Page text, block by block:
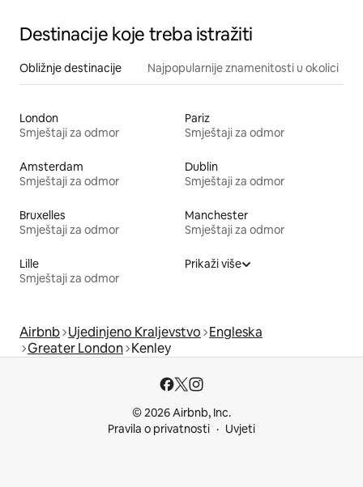
Destinacije koje treba istražiti
Obližnje destinacije Najpopularnije znamenitosti u okolici
London
Smještaji za odmor
Pariz
Smještaji za odmor
Amsterdam
Smještaji za odmor
Dublin
Smještaji za odmor
Bruxelles
Smještaji za odmor
Manchester
Smještaji za odmor
Lille
Smještaji za odmor
Prikaži više
Airbnb Ujedinjeno Kraljevstvo Engleska
Greater London Kenley
© 2026 Airbnb, Inc.
Pravila o privatnosti
Uvjeti